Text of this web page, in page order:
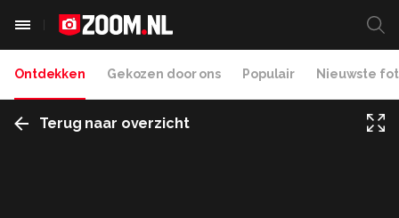
Ontdekken Gekozen door ons Populair Nieuwste
Terug naar overzicht